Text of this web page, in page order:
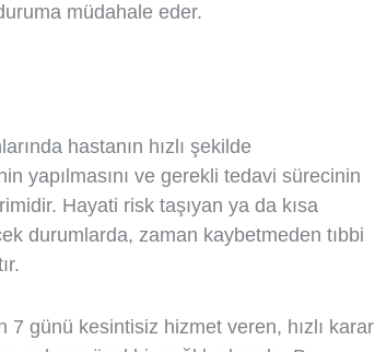
müdahale eder.
hastanın hızlı şekilde
yapılmasını ve gerekli tedavi sürecinin
Hayati risk taşıyan ya da kısa
durumlarda, zaman kaybetmeden tıbbi
günü kesintisiz hizmet veren, hızlı karar